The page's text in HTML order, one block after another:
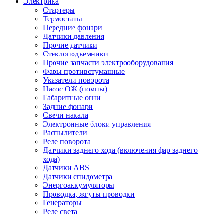
Стартеры
Термостаты
Передние фонари
Датчики давления
Прочие датчики
Стеклоподъемники
Прочие запчасти электрооборудования
Фары противотуманные
Указатели поворота
Насос ОЖ (помпы)
Габаритные огни
Задние фонари
Свечи накала
Электронные блоки управления
Распылители
Реле поворота
Датчики заднего хода (включения фар заднего
хода)
Датчики ABS
Датчики спидометра
Энергоаккумуляторы
Проводка, жгуты проводки
Генераторы
Реле света